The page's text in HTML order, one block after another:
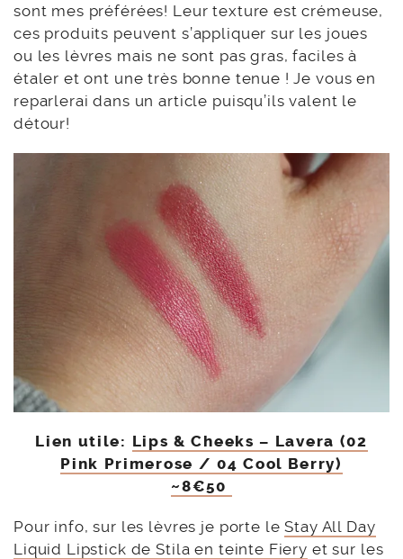
sont mes préférées! Leur texture est crémeuse,
ces produits peuvent s’appliquer sur les joues
ou les lèvres mais ne sont pas gras, faciles à
étaler et ont une très bonne tenue ! Je vous en
reparlerai dans un article puisqu’ils valent le
détour!
Lien utile: Lips & Cheeks – Lavera (02
Pink Primerose / 04 Cool Berry)
~8€50
Pour info, sur les lèvres je porte leStay All Day
Liquid Lipstick de Stila en teinte Fiery et sur les